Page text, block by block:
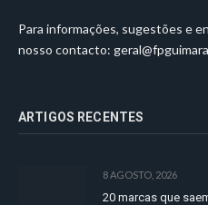
Para informações, sugestões e
nosso contacto:
ARTIGOS RECENTES
8 AGOSTO, 2026
20 marcas que